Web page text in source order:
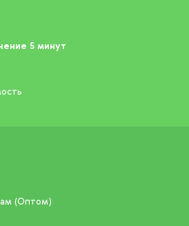
5 минут
(Оптом)